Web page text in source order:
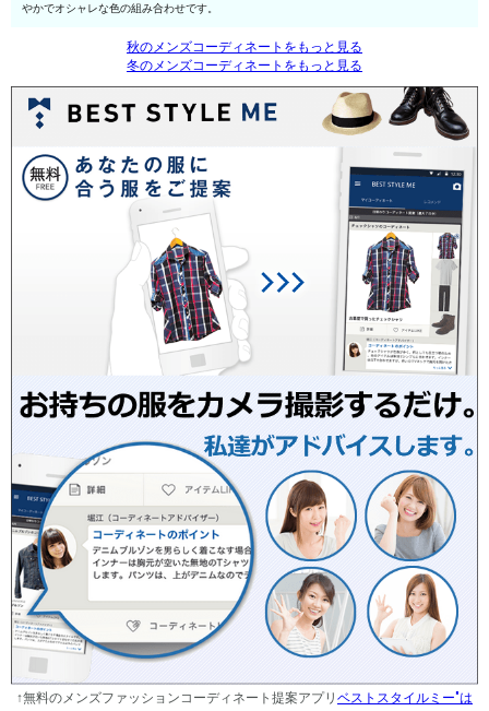
やかでオシャレな色の組み合わせです。
秋のメンズコーディネートをもっと見る
冬のメンズコーディネートをもっと見る
↑無料のメンズファッションコーディネート提案アプリ ベストスタイルミー"は